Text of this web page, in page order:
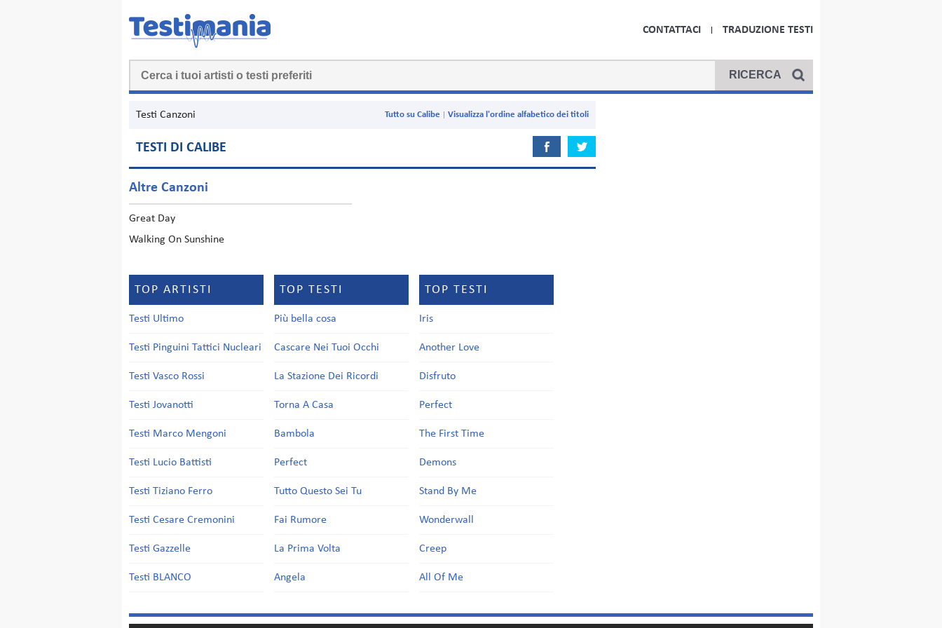
CONTATTACI TRADUZIONE TESTI
Testi Canzoni Visualizza l'ordine alfabetico dei titoli
Tutto su Calibe
TESTI DI CALIBE
Altre Canzoni
Great Day
Walking On Sunshine
TOP ARTISTI
Testi Ultimo
Testi Pinguini Tattici Nucleari
Testi Vasco Rossi
Testi Jovanotti
Testi Marco Mengoni
Testi Lucio Battisti
Testi Tiziano Ferro
Testi Cesare Cremonini
Testi Gazzelle
Testi BLANCO
TOP TESTI
Più bella cosa
Cascare Nei Tuoi Occhi
La Stazione Dei Ricordi
Torna A Casa
Bambola
Perfect
Tutto Questo Sei Tu
Fai Rumore
La Prima Volta
Angela
TOP TESTI
Iris
Another Love
Disfruto
Perfect
The First Time
Demons
Stand By Me
Wonderwall
Creep
All Of Me